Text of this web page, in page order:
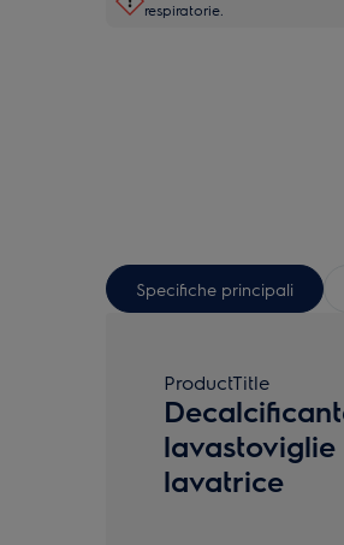
respiratorie.
Specifiche principali
ProductTitle
lavastoviglie
lavatrice